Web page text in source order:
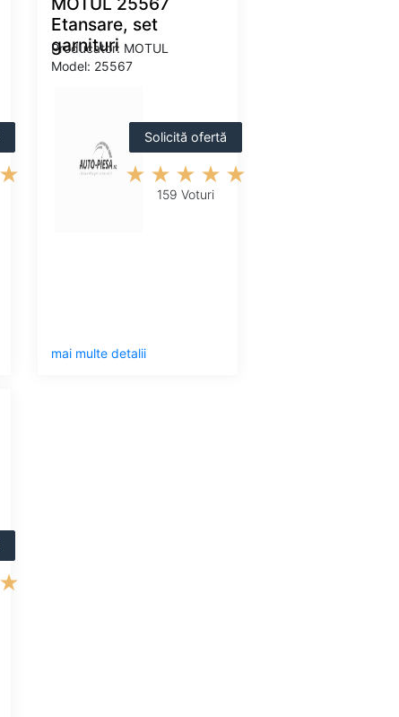
Etansare, set
garnituri
Producator: MOTUL
Model: 25567
Solicită ofertă
159 Voturi
mai multe detalii